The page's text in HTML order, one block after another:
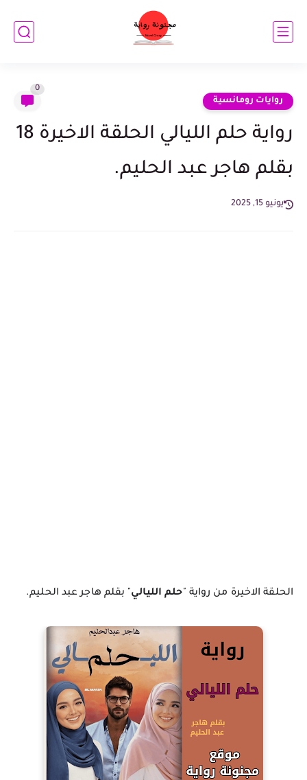
روايات رومانسية
0
رواية حلم الليالي الحلقة الاخيرة 18
بقلم هاجر عبد الحليم.
يونيو 15, 2025
الحلقة الاخيرة من رواية "حلم الليالي" بقلم هاجر عبد الحليم.